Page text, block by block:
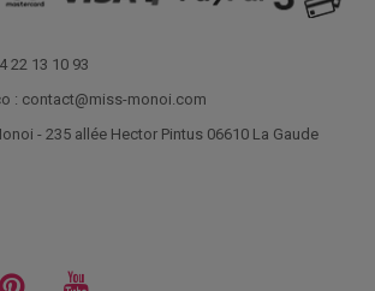
22 13 10 93
: contact@miss-monoi.com
- 235 allée Hector Pintus 06610 La Gaude